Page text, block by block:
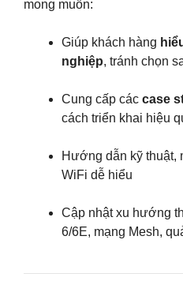
mong muốn:
Giúp khách hàng
nghiệp, tránh chọn
Cung cấp các case
cách triển khai hiệu
Hướng dẫn kỹ thuật,
WiFi dễ hiểu
Cập nhật xu hướng
6/6E, mạng Mesh,